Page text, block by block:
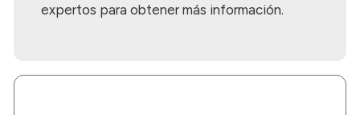
expertos para obtener más información.